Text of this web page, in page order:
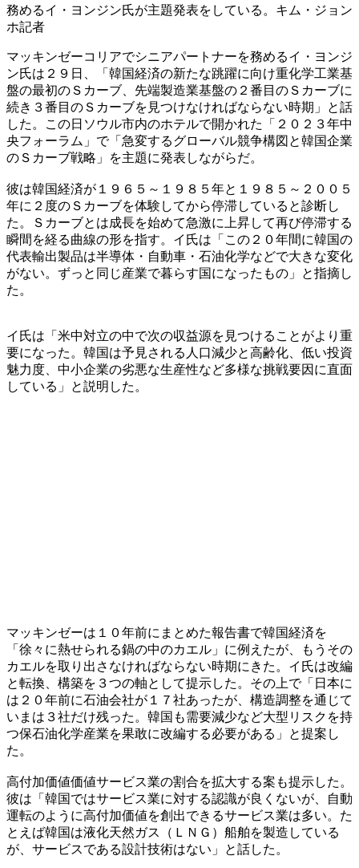
務めるイ・ヨンジン氏が主題発表をしている。キム・ジョン
ホ記者
マッキンゼーコリアでシニアパートナーを務めるイ・ヨンジ
ン氏は２９日、「韓国経済の新たな跳躍に向け重化学工業基
盤の最初のＳカーブ、先端製造業基盤の２番目のＳカーブに
続き３番目のＳカーブを見つけなければならない時期」と話
した。この日ソウル市内のホテルで開かれた「２０２３年中
央フォーラム」で「急変するグローバル競争構図と韓国企業
のＳカーブ戦略」を主題に発表しながらだ。
彼は韓国経済が１９６５～１９８５年と１９８５～２００５
年に２度のＳカーブを体験してから停滞していると診断し
た。Ｓカーブとは成長を始めて急激に上昇して再び停滞する
瞬間を経る曲線の形を指す。イ氏は「この２０年間に韓国の
代表輸出製品は半導体・自動車・石油化学などで大きな変化
がない。ずっと同じ産業で暮らす国になったもの」と指摘し
た。
イ氏は「米中対立の中で次の収益源を見つけることがより重
要になった。韓国は予見される人口減少と高齢化、低い投資
魅力度、中小企業の劣悪な生産性など多様な挑戦要因に直面
している」と説明した。
マッキンゼーは１０年前にまとめた報告書で韓国経済を
「徐々に熱せられる鍋の中のカエル」に例えたが、もうその
カエルを取り出さなければならない時期にきた。イ氏は改編
と転換、構築を３つの軸として提示した。その上で「日本に
は２０年前に石油会社が１７社あったが、構造調整を通じて
いまは３社だけ残った。韓国も需要減少など大型リスクを持
つ保石油化学産業を果敢に改編する必要がある」と提案し
た。
高付加価値価値サービス業の割合を拡大する案も提示した。
彼は「韓国ではサービス業に対する認識が良くないが、自動
運転のように高付加価値を創出できるサービス業は多い。た
とえば韓国は液化天然ガス（ＬＮＧ）船舶を製造している
が、サービスである設計技術はない」と話した。